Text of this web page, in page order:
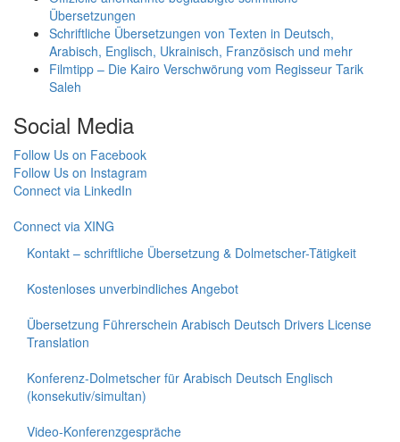
Übersetzungen
Schriftliche Übersetzungen von Texten in Deutsch,
Arabisch, Englisch, Ukrainisch, Französisch und mehr
Filmtipp – Die Kairo Verschwörung vom Regisseur Tarik
Saleh
Social Media
Follow Us on Facebook
Follow Us on Instagram
Connect via LinkedIn
Connect via XING
Kontakt – schriftliche Übersetzung & Dolmetscher-Tätigkeit
Kostenloses unverbindliches Angebot
Übersetzung Führerschein Arabisch Deutsch Drivers License
Translation
Konferenz-Dolmetscher für Arabisch Deutsch Englisch
(konsekutiv/simultan)
Video-Konferenzgespräche